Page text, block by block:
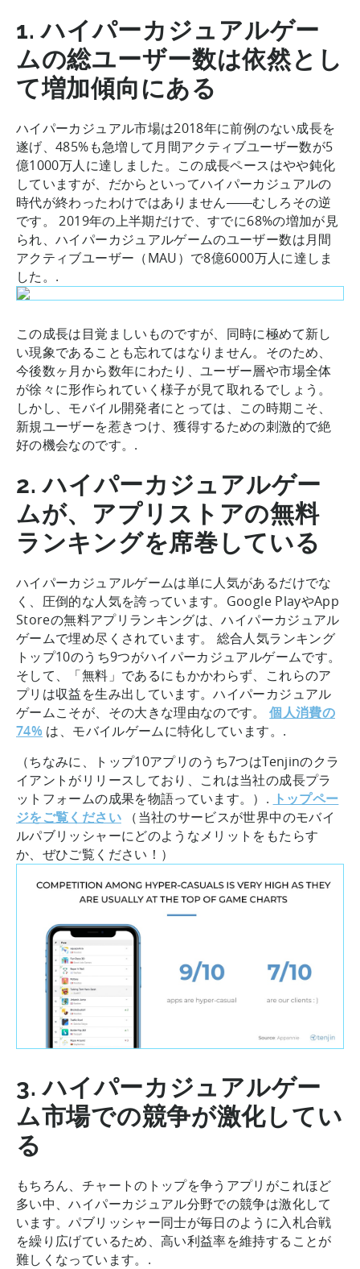
1. ハイパーカジュアルゲー
ムの総ユーザー数は依然とし
て増加傾向にある
ハイパーカジュアル市場は2018年に前例のない成長を
遂げ、485%も急増して月間アクティブユーザー数が5
億1000万人に達しました。この成長ペースはやや鈍化
していますが、だからといってハイパーカジュアルの
時代が終わったわけではありません――むしろその逆
です。 2019年の上半期だけで、すでに68%の増加が見
られ、ハイパーカジュアルゲームのユーザー数は月間
アクティブユーザー（MAU）で8億6000万人に達しま
した。.
この成長は目覚ましいものですが、同時に極めて新し
い現象であることも忘れてはなりません。そのため、
今後数ヶ月から数年にわたり、ユーザー層や市場全体
が徐々に形作られていく様子が見て取れるでしょう。
しかし、モバイル開発者にとっては、この時期こそ、
新規ユーザーを惹きつけ、獲得するための刺激的で絶
好の機会なのです。.
2. ハイパーカジュアルゲー
ムが、アプリストアの無料
ランキングを席巻している
ハイパーカジュアルゲームは単に人気があるだけでな
く、圧倒的な人気を誇っています。Google PlayやApp
Storeの無料アプリランキングは、ハイパーカジュアル
ゲームで埋め尽くされています。 総合人気ランキング
トップ10のうち9つがハイパーカジュアルゲームです。
そして、「無料」であるにもかかわらず、これらのア
プリは収益を生み出しています。ハイパーカジュアル
ゲームこそが、その大きな理由なのです。個人消費の
74% は、モバイルゲームに特化しています。.
（ちなみに、トップ10アプリのうち7つはTenjinのクラ
イアントがリリースしており、これは当社の成長プラ
ットフォームの成果を物語っています。）. トップペー
ジをご覧ください（当社のサービスが世界中のモバイ
ルパブリッシャーにどのようなメリットをもたらす
か、ぜひご覧ください！）
3. ハイパーカジュアルゲー
ム市場での競争が激化してい
る
もちろん、チャートのトップを争うアプリがこれほど
多い中、ハイパーカジュアル分野での競争は激化して
います。パブリッシャー同士が毎日のように入札合戦
を繰り広げているため、高い利益率を維持することが
難しくなっています。.